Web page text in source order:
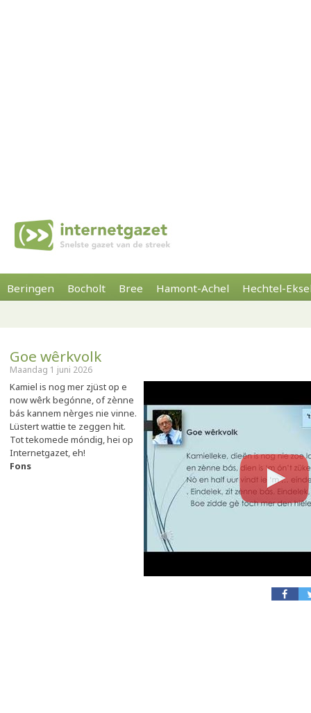
Beringen Bocholt Bree Hamont-Achel Hechtel-
Goe wêrkvolk
Maandag 1 juni 2026
Kamiel is nog mer zjüst op e
now wêrk begónne, of zènne
bás kannem nèrges nie vinne.
Lüstert wattie te zeggen hit.
Tot tekomede móndig, hei op
Internetgazet, eh!
Fons